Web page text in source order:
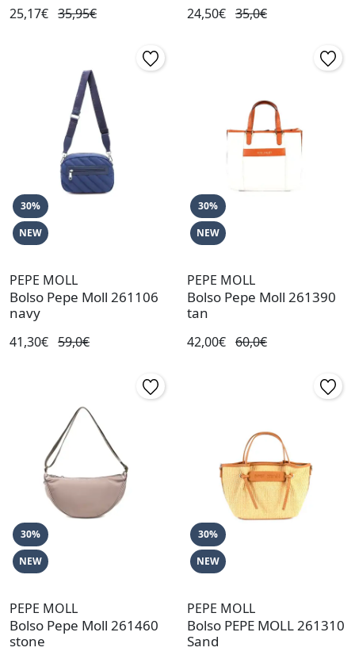
25,17€ 35,95€ 24,50€ 35,0€
30%
NEW
PEPE MOLL
Bolso Pepe Moll 261106
navy
41,30€ 59,0€
30%
NEW
PEPE MOLL
Bolso Pepe Moll 261390
tan
42,00€ 60,0€
30%
NEW
PEPE MOLL
Bolso Pepe Moll 261460
stone
30%
NEW
PEPE MOLL
Bolso PEPE MOLL 261310
Sand